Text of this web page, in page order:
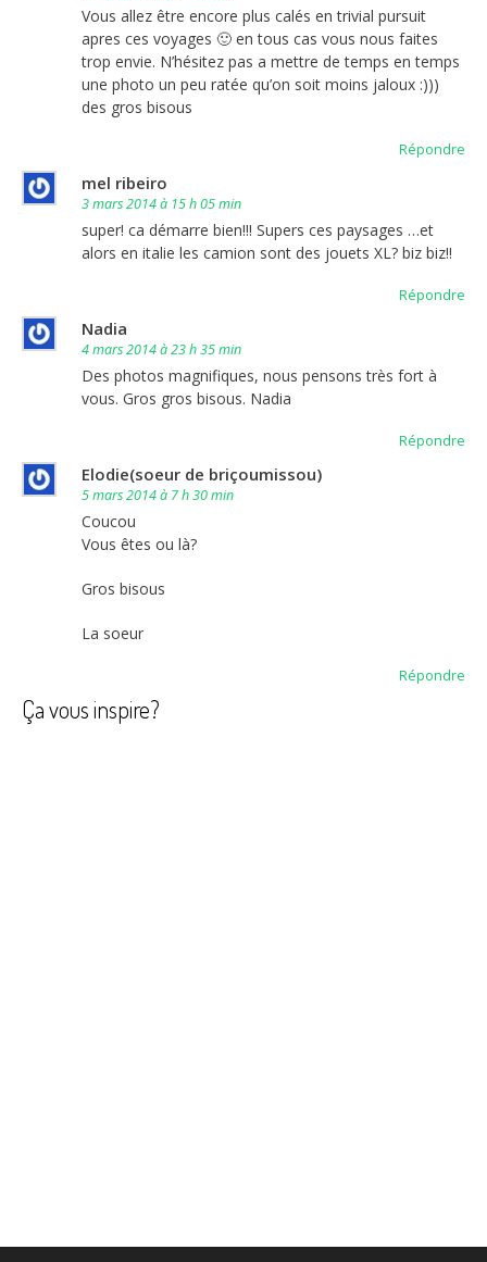
Vous allez être encore plus calés en trivial pursuit
apres ces voyages 🙂 en tous cas vous nous faites
trop envie. N’hésitez pas a mettre de temps en temps
une photo un peu ratée qu’on soit moins jaloux :)))
des gros bisous
Répondre
mel ribeiro
3 mars 2014 à 15 h 05 min
super! ca démarre bien!!! Supers ces paysages …et
alors en italie les camion sont des jouets XL? biz biz!!
Répondre
Nadia
4 mars 2014 à 23 h 35 min
Des photos magnifiques, nous pensons très fort à
vous. Gros gros bisous. Nadia
Répondre
Elodie(soeur de briçoumissou)
5 mars 2014 à 7 h 30 min
Coucou
Vous êtes ou là?
Gros bisous
La soeur
Répondre
Ça vous inspire?